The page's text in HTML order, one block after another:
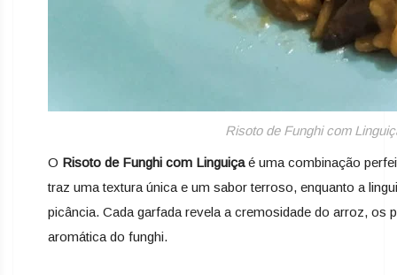
Risoto de Funghi com
O Risoto de Funghi com Linguiçaé uma combinação
traz uma textura única e um sabor terroso, enquanto a
picância. Cada garfada revela a cremosidade do arroz, os
aromática do funghi.